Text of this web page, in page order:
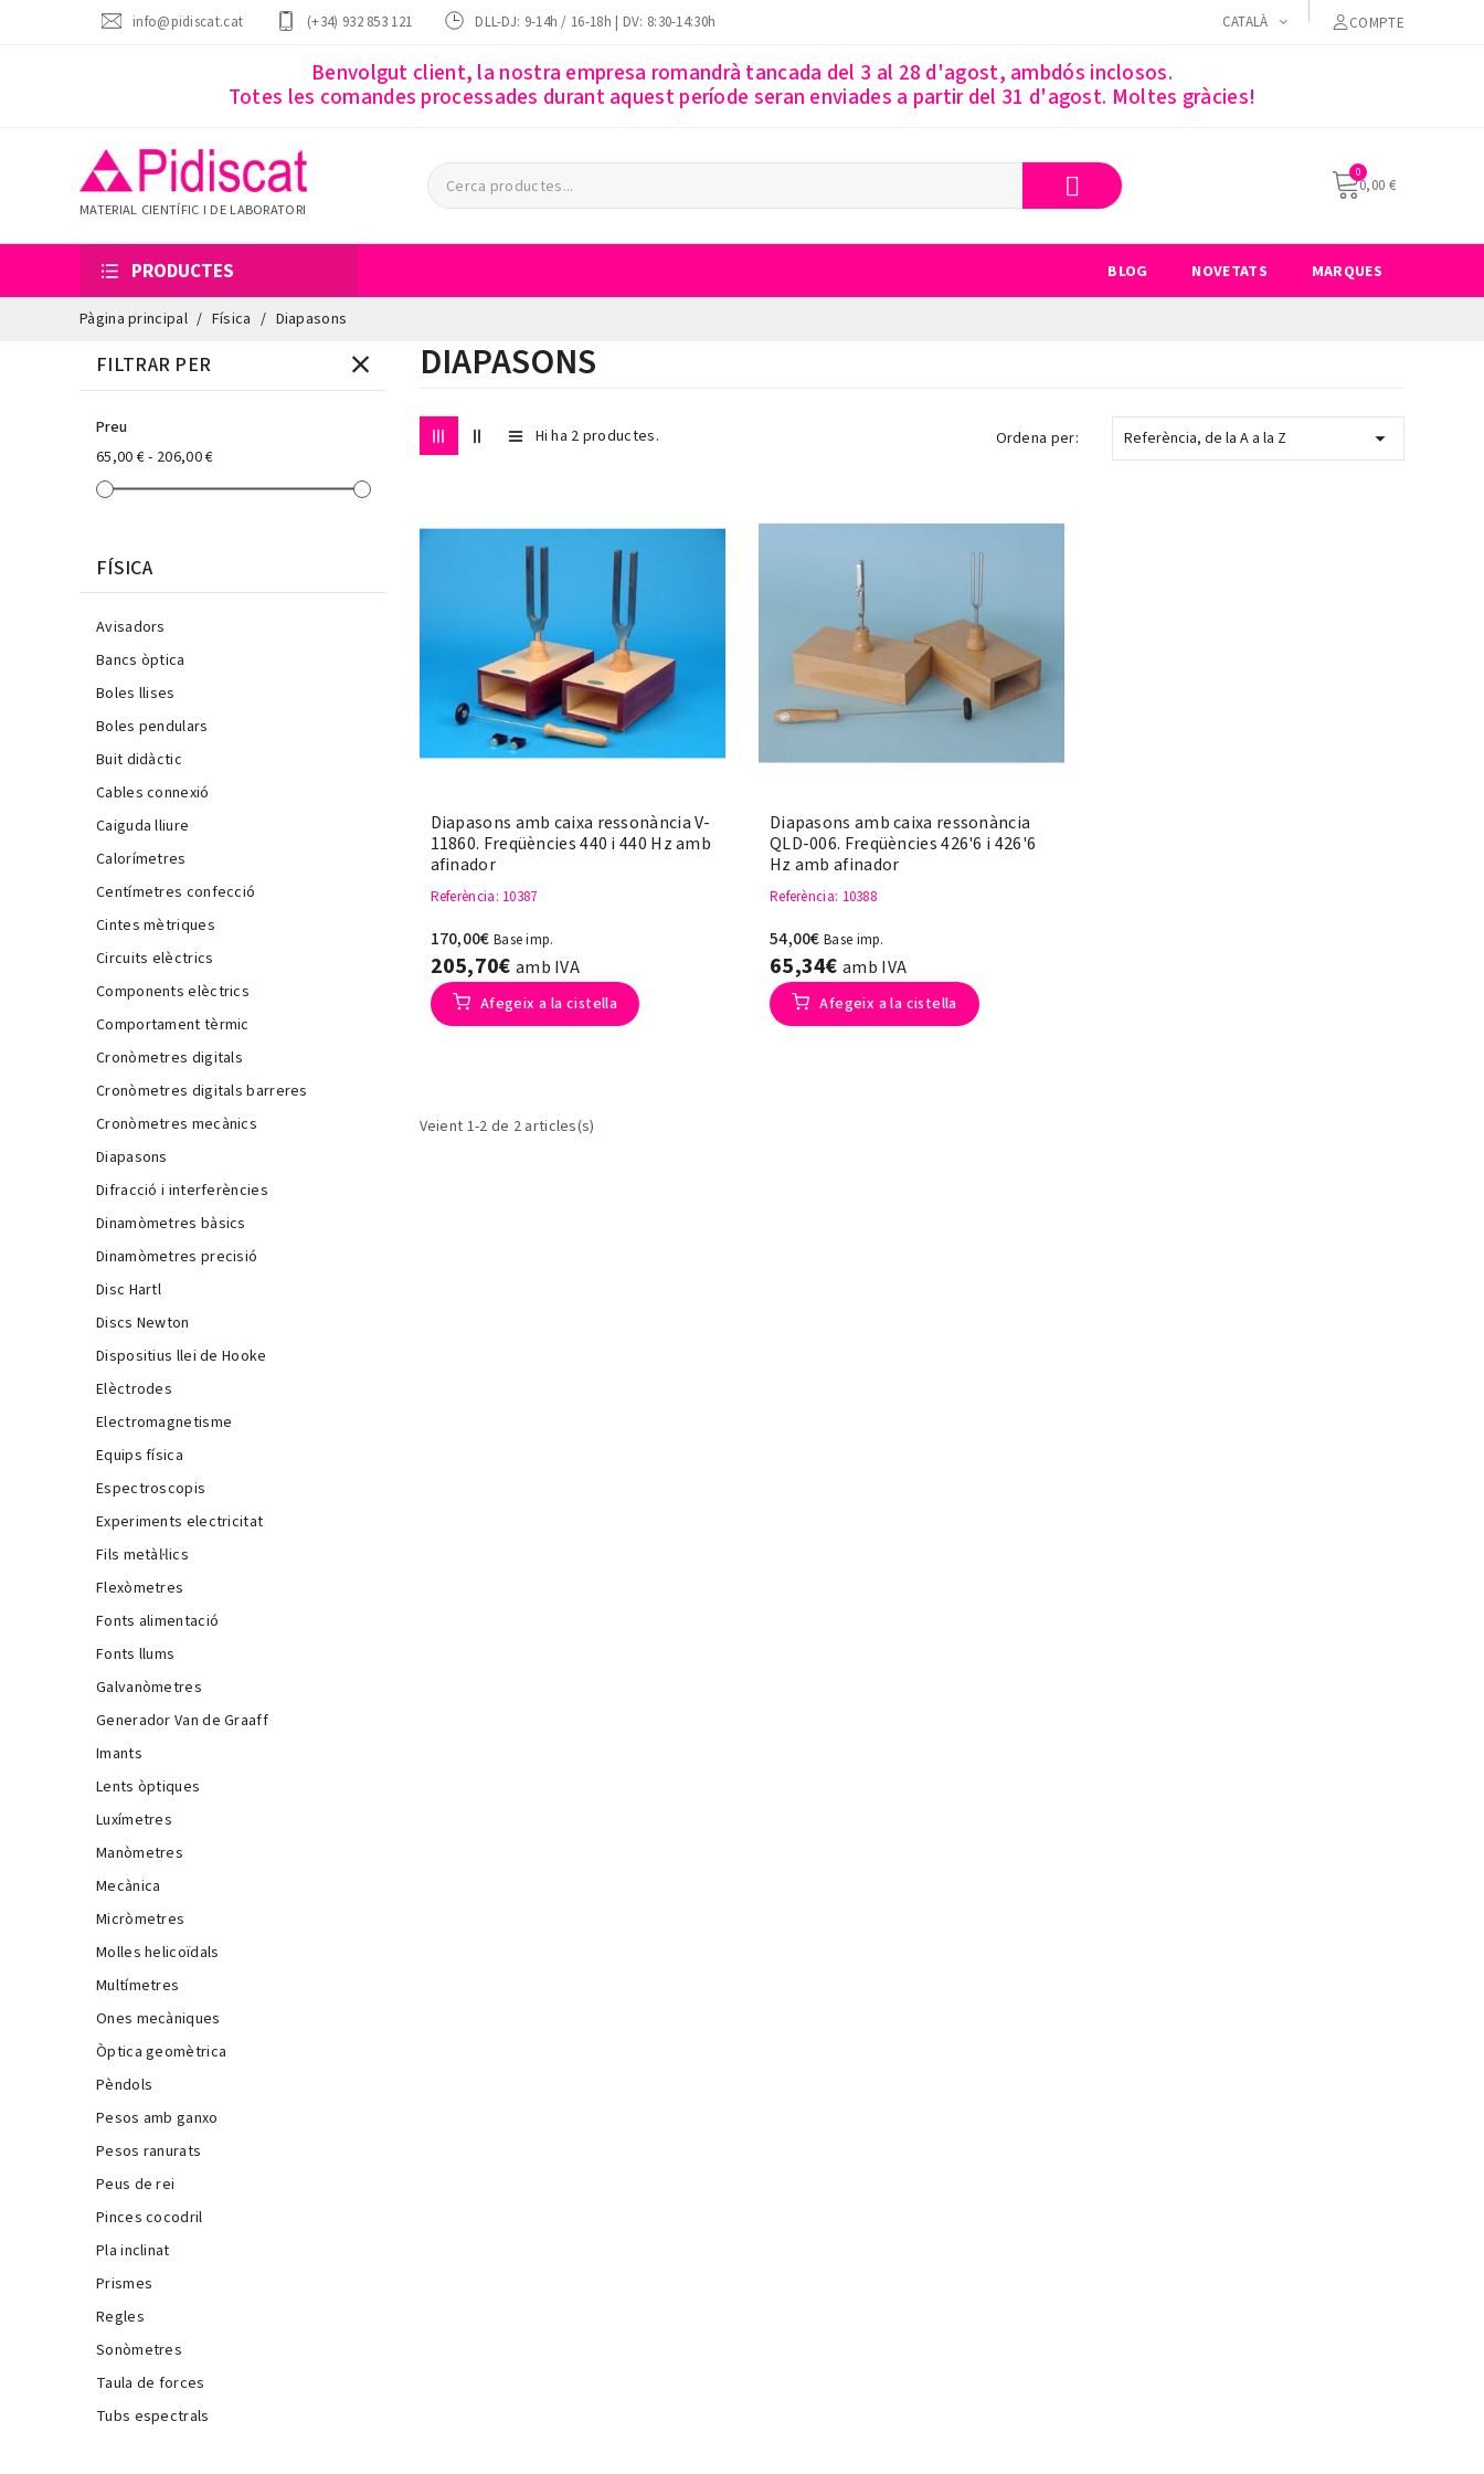
info@pidiscat.cat (+34) 932 853 121 DLL-DJ: 9-14h / 16-18h | DV: 8:30-14:30h CATALÀ COMPTE
Benvolgut client, la nostra empresa romandrà tancada del 3 al 28 d'agost, ambdós inclosos.
Totes les comandes processades durant aquest període seran enviades a partir del 31 d'agost. Moltes gràcies!
MATERIAL CIENTÍFIC I DE LABORATORI
0,00 €
PRODUCTES BLOG NOVETATS MARQUES
Pàgina principal Física Diapasons
FILTRAR PER
Preu
65,00 € - 206,00 €
FÍSICA
Avisadors
Bancs òptica
Boles llises
Boles pendulars
Buit didàctic
Cables connexió
Caiguda lliure
Calorímetres
Centímetres confecció
Cintes mètriques
Circuits elèctrics
Components elèctrics
Comportament tèrmic
Cronòmetres digitals
Cronòmetres digitals barreres
Cronòmetres mecànics
Diapasons
Difracció i interferències
Dinamòmetres bàsics
Dinamòmetres precisió
Disc Hartl
Discs Newton
Dispositius llei de Hooke
Elèctrodes
Electromagnetisme
Equips física
Espectroscopis
Experiments electricitat
Fils metàl·lics
Flexòmetres
Fonts alimentació
Fonts llums
Galvanòmetres
Generador Van de Graaff
Imants
Lents òptiques
Luxímetres
Manòmetres
Mecànica
Micròmetres
Molles helicoïdals
Multímetres
Ones mecàniques
Òptica geomètrica
Pèndols
Pesos amb ganxo
Pesos ranurats
Peus de rei
Pinces cocodril
Pla inclinat
Prismes
Regles
Sonòmetres
Taula de forces
Tubs espectrals
DIAPASONS
Hi ha 2 productes. Ordena per: Referència, de la A a la Z 
Diapasons amb caixa ressonància V-
11860. Freqüències 440 i 440 Hz amb
afinador
Referència: 10387
170,00€ Base imp.
205,70€ amb IVA
Afegeix a la cistella
Diapasons amb caixa ressonància
QLD-006. Freqüències 426'6 i 426'6
Hz amb afinador
Referència: 10388
54,00€Base imp.
65,34€amb IVA
Afegeix a la cistella
Veient 1-2 de 2 articles(s)